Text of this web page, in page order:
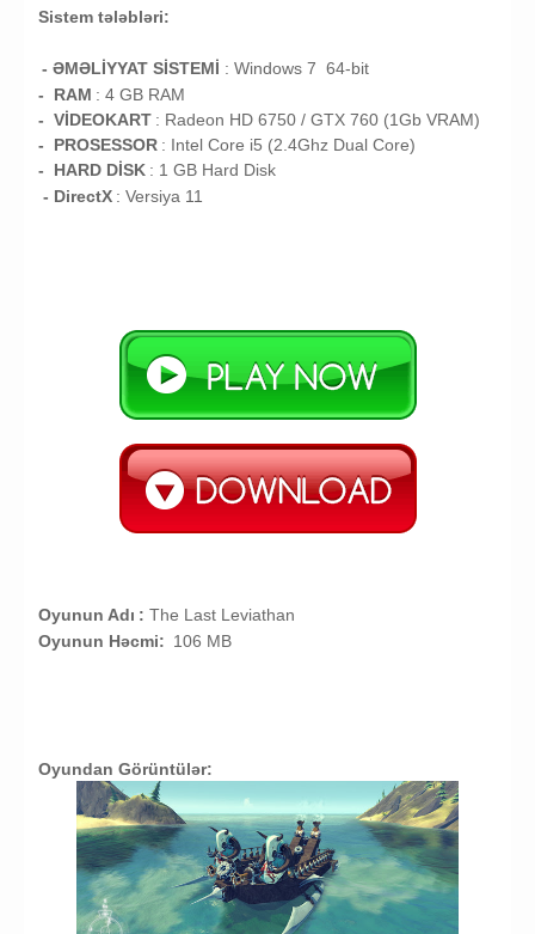
Sistem tələbləri:
- ƏMƏLİYYAT SİSTEMİ : Windows 7 64-bit
- RAM : 4 GB RAM
- VİDEOKART : Radeon HD 6750 / GTX 760 (1Gb VRAM)
- PROSESSOR : Intel Core i5 (2.4Ghz Dual Core)
- HARD DİSK : 1 GB Hard Disk
- DirectX : Versiya 11
Oyunun Adı : The Last Leviathan
Oyunun Həcmi: 106 MB
Oyundan Görüntülər: